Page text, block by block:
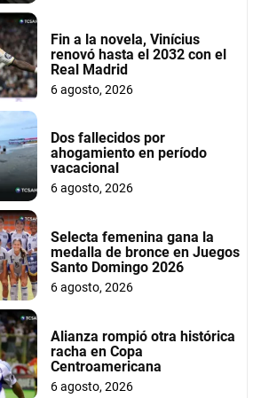
Fin a la novela, Vinícius
renovó hasta el 2032 con el
Real Madrid
6 agosto, 2026
Dos fallecidos por
ahogamiento en período
vacacional
6 agosto, 2026
Selecta femenina gana la
medalla de bronce en Juegos
Santo Domingo 2026
6 agosto, 2026
Alianza rompió otra histórica
racha en Copa
Centroamericana
6 agosto, 2026